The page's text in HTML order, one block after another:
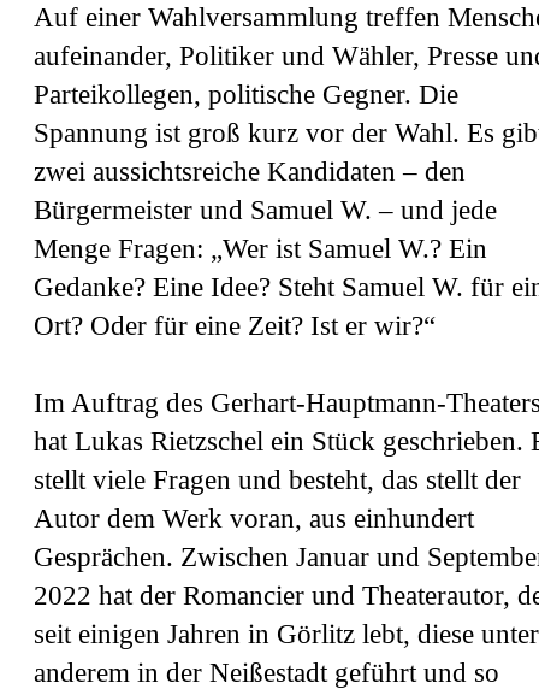
Auf einer Wahlversammlung treffen
aufeinander, Politiker und Wähler, Presse
Parteikollegen, politische Gegner. Die
Spannung ist groß kurz vor der Wahl. Es
zwei aussichtsreiche Kandidaten – den
Bürgermeister und Samuel W. – und jede
Menge Fragen: „Wer ist Samuel W.? Ein
Gedanke? Eine Idee? Steht Samuel W. für
Ort? Oder für eine Zeit? Ist er wir?“
Im Auftrag des Gerhart-Hauptmann-
hat Lukas Rietzschel ein Stück geschrieben.
stellt viele Fragen und besteht, das stellt der
Autor dem Werk voran, aus einhundert
Gesprächen. Zwischen Januar und
2022 hat der Romancier und Theaterautor,
seit einigen Jahren in Görlitz lebt, diese unter
anderem in der Neißestadt geführt und so